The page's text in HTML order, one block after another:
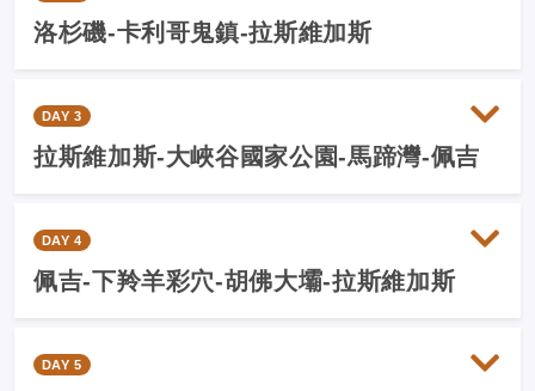
洛杉磯-卡利哥鬼鎮-拉斯維加斯
DAY 3
拉斯維加斯-大峽谷國家公園-馬蹄灣-佩吉
DAY 4
佩吉-下羚羊彩穴-胡佛大壩-拉斯維加斯
DAY 5